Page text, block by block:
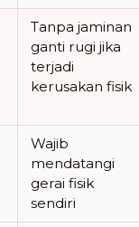
Tanpa jaminan
ganti rugi jika
terjadi
kerusakan fisik
Wajib
mendatangi
gerai fisik
sendiri